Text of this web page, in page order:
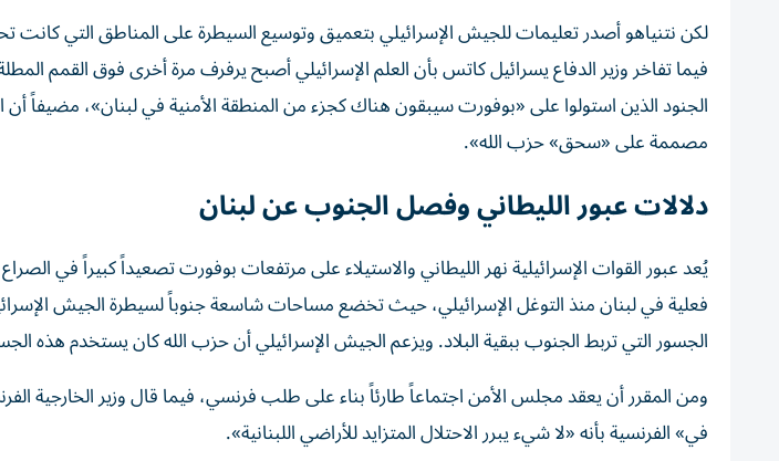
لكن نتنياهو أصدر تعليمات للجيش الإسرائيلي بتعميق وتوسيع السيطرة على المناطق التي
فيما تفاخر وزير الدفاع يسرائيل كاتس بأن العلم الإسرائيلي أصبح يرفرف مرة أخرى فوق القمم
الجنود الذين استولوا على «بوفورت سيبقون هناك كجزء من المنطقة الأمنية في لبنان»، مضيفاً أن
مصممة على «سحق» حزب الله».
دلالات عبور الليطاني وفصل الجنوب عن لبنان
يُعد عبور القوات الإسرائيلية نهر الليطاني والاستيلاء على مرتفعات بوفورت تصعيداً كبيراً في
فعلية في لبنان منذ التوغل الإسرائيلي، حيث تخضع مساحات شاسعة جنوباً لسيطرة الجيش
الجسور التي تربط الجنوب ببقية البلاد. ويزعم الجيش الإسرائيلي أن حزب الله كان يستخدم هذه
ومن المقرر أن يعقد مجلس الأمن اجتماعاً طارئاً بناء على طلب فرنسي، فيما قال وزير الخارجية
في» الفرنسية بأنه «لا شيء يبرر الاحتلال المتزايد للأراضي اللبنانية».